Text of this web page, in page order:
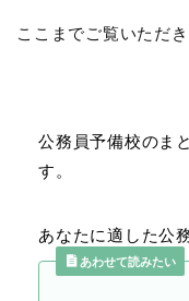
ここまでご覧いただ
公務員予備校のま
す。
あなたに適した公
あわせて読みたい